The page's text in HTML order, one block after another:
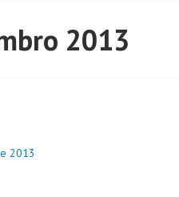
2013
2013